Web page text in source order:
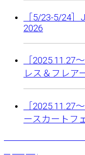
［5/23-5/24］
2026
［2025.11.27
レス＆フレア
［2025.11.27
ースカートフ